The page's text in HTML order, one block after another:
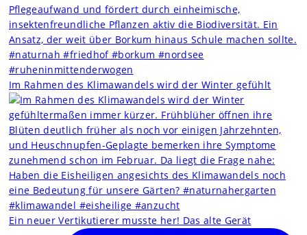
Im Rahmen des Klimawandels wird der Winter gefühlt
Ein neuer Vertikutierer musste her! Das alte Gerät